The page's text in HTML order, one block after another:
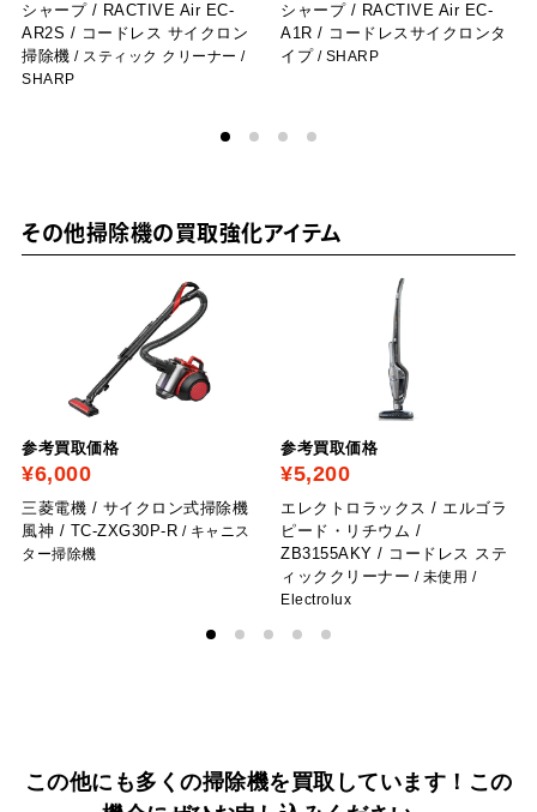
シャープ / RACTIVE Air EC-
AR2S / コードレス サイクロン
掃除機 / スティック クリーナー /
SHARP
シャープ / RACTIVE Air EC-
A1R / コードレスサイクロンタ
イプ / SHARP
その他掃除機の買取強化アイテム
参考買取価格
¥6,000
三菱電機 / サイクロン式掃除機
風神 / TC-ZXG30P-R / キャニス
ター掃除機
参考買取価格
¥5,200
エレクトロラックス / エルゴラ
ピード・リチウム /
ZB3155AKY / コードレス ステ
ィッククリーナー / 未使用 /
Electrolux
この他にも多くの掃除機を買取しています！ この